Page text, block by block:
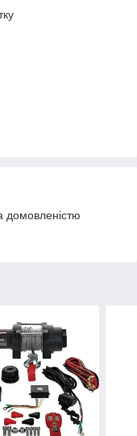
домовленістю